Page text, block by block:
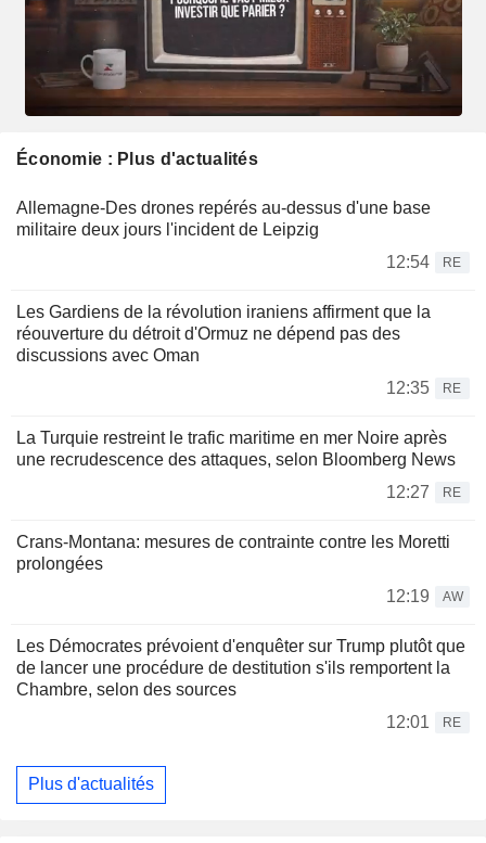
Économie : Plus d'actualités
Allemagne-Des drones repérés au-dessus d'une base
militaire deux jours l'incident de Leipzig
12:54
RE
Les Gardiens de la révolution iraniens affirment que la
réouverture du détroit d'Ormuz ne dépend pas des
discussions avec Oman
12:35
RE
La Turquie restreint le trafic maritime en mer Noire après
une recrudescence des attaques, selon Bloomberg News
12:27
RE
Crans-Montana: mesures de contrainte contre les Moretti
prolongées
12:19
AW
Les Démocrates prévoient d'enquêter sur Trump plutôt que
de lancer une procédure de destitution s'ils remportent la
Chambre, selon des sources
12:01
RE
Plus d'actualités